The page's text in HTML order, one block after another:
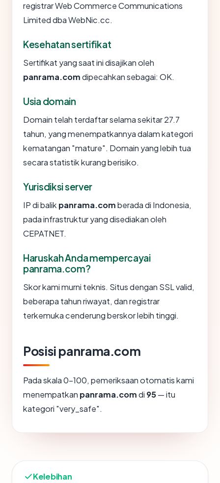
registrar Web Commerce Communications
Limited dba WebNic.cc.
Kesehatan sertifikat
Sertifikat yang saat ini disajikan oleh
panrama.comdipecahkan sebagai: OK.
Usia domain
Domain telah terdaftar selama sekitar 27.7
tahun, yang menempatkannya dalam kategori
kematangan "mature". Domain yang lebih tua
secara statistik kurang berisiko.
Yurisdiksi server
IP di balik panrama.comberada di Indonesia,
pada infrastruktur yang disediakan oleh
CEPATNET.
Haruskah Anda mempercayai
panrama.com?
Skor kami murni teknis. Situs dengan SSL valid,
beberapa tahun riwayat, dan registrar
terkemuka cenderung berskor lebih tinggi.
Posisi panrama.com
Pada skala 0-100, pemeriksaan otomatis kami
menempatkan panrama.comdi 95— itu
kategori "very_safe".
Kelebihan